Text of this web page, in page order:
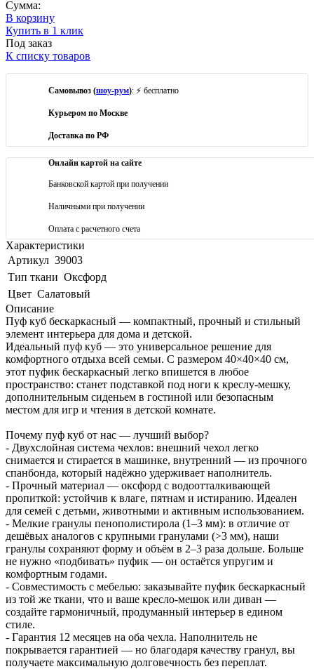
Сумма:
В корзину
Купить в 1 клик
Под заказ
К списку товаров
Самовывоз (шоу-рум): ⚡ бесплатно
Курьером по Москве
Доставка по РФ
Онлайн картой на сайте
Банковской картой при получении
Наличными при получении
Оплата с расчетного счета
Характеристики
Артикул 39003
Тип ткани Оксфорд
Цвет Салатовый
Описание
Пуф куб бескаркасный — компактный, прочный и стильный
элемент интерьера для дома и детской.
Идеальный пуф куб — это универсальное решение для
комфортного отдыха всей семьи. С размером 40×40×40 см,
этот пуфик бескаркасный легко впишется в любое
пространство: станет подставкой под ноги к креслу-мешку,
дополнительным сиденьем в гостиной или безопасным
местом для игр и чтения в детской комнате.
Почему пуф куб от нас — лучший выбор?
- Двухслойная система чехлов: внешний чехол легко
снимается и стирается в машинке, внутренний — из прочного
спанбонда, который надёжно удерживает наполнитель.
- Прочный материал — оксфорд с водоотталкивающей
пропиткой: устойчив к влаге, пятнам и истиранию. Идеален
для семей с детьми, животными и активным использованием.
- Мелкие гранулы пенополистирола (1–3 мм): в отличие от
дешёвых аналогов с крупными гранулами (>3 мм), наши
гранулы сохраняют форму и объём в 2–3 раза дольше. Больше
не нужно «подбивать» пуфик — он остаётся упругим и
комфортным годами.
- Совместимость с мебелью: заказывайте пуфик бескаркасный
из той же ткани, что и ваше кресло-мешок или диван —
создайте гармоничный, продуманный интерьер в едином
стиле.
- Гарантия 12 месяцев на оба чехла. Наполнитель не
покрывается гарантией — но благодаря качеству гранул, вы
получаете максимальную долговечность без переплат.